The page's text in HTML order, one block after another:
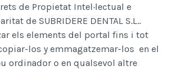
de Propietat Intel·lectual e
de SUBRIDERE DENTAL S.L..
els elements del portal fins i tot
los y emmagatzemar-los en el
ordinador o en qualsevol altre